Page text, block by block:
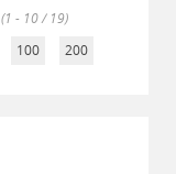
(1 - 10 / 19)
100 200